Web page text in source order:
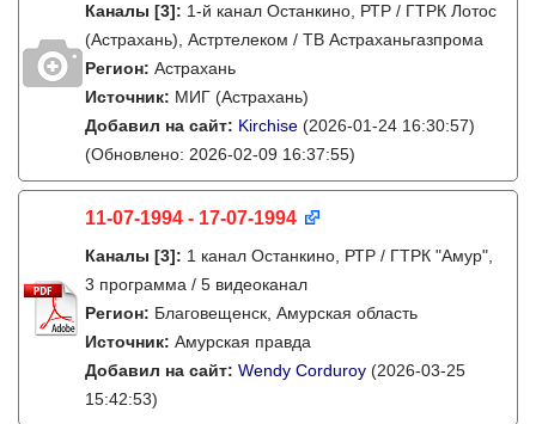
Каналы [3]: 1-й канал Останкино, РТР / ГТРК Лотос
(Астрахань), Астртелеком / ТВ Астраханьгазпрома
Регион: Астрахань
Источник: МИГ (Астрахань)
Добавил на сайт: Kirchise (2026-01-24 16:30:57)
(Обновлено: 2026-02-09 16:37:55)
11-07-1994 - 17-07-1994
Каналы [3]: 1 канал Останкино, РТР / ГТРК "Амур",
3 программа / 5 видеоканал
Регион: Благовещенск, Амурская область
Источник: Амурская правда
Добавил на сайт: Wendy Corduroy (2026-03-25
15:42:53)